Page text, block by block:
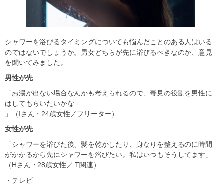
シャワーを浴びるタイミングについても悩んだことのある人はいる
のではないでしょうか。男女どちらが先に浴びるべきなのか、意見
を聞いてみました。
男性が先
「お湯が出ない場合なんかも考えられるので、毒見の役割を男性に
はしてもらいたいかな
」（Iさん・24歳女性／フリーター）
女性が先
「シャワーを浴びた後、髪を乾かしたり、身なりを整えるのに時間
がかかるから先にシャワーを浴びたい。私はいつもそうしてます」
（Hさん・28歳女性／IT関連）
・テレビ